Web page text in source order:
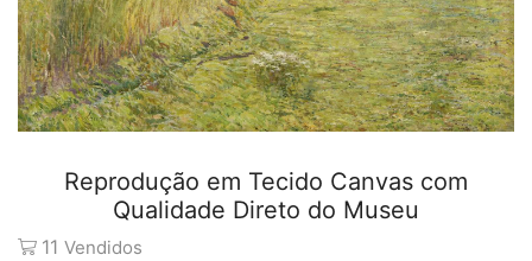
Reprodução em Tecido Canvas com
Qualidade Direto do Museu
11 Vendidos